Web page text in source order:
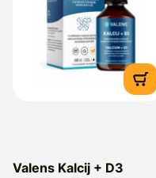
Valens Kalcij + D3